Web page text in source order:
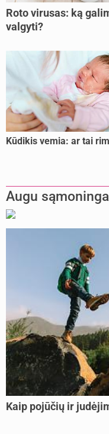
Roto virusas: ką
valgyti?
Kūdikis vemia: ar tai
Augu
Kaip pojūčių ir